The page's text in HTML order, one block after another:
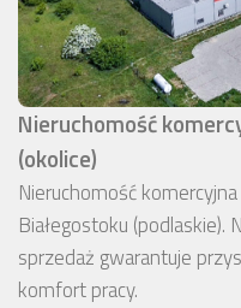
Nieruchomość
(okolice)
Nieruchomość
Białegostoku
sprzedaż gwarantuje
komfort pracy.